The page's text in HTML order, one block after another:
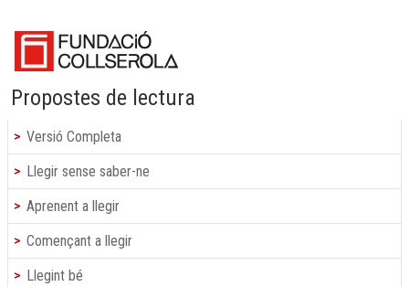
Propostes de lectura
Versió Completa
Llegir sense saber-ne
Aprenent a llegir
Començant a llegir
Llegint bé